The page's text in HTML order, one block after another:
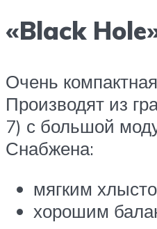
«Black
Очень
Производят из
7) с большой
Снабжена:
мягким
хорошим